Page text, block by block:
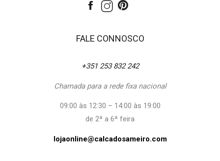
FALE CONNOSCO
+351 253 832 242
Chamada para a rede fixa nacional
09:00 às 12:30 – 14:00 às 19:00
de 2ª a 6ª feira
lojaonline@calcadosameiro.com